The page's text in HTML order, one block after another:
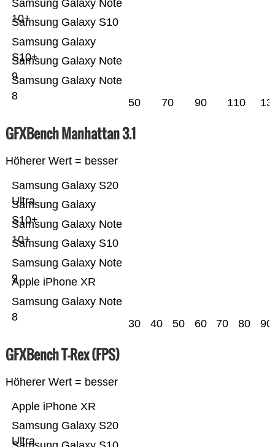
Samsung Galaxy Note
8
Samsung Galaxy Note
9
Samsung Galaxy
S10+
Samsung Galaxy S10
Samsung Galaxy Note
10+
50 70 90 110
GFXBench Manhattan 3.1
Höherer Wert = besser
Samsung Galaxy Note
8
Apple iPhone XR
Samsung Galaxy Note
9
Samsung Galaxy S10
Samsung Galaxy Note
10+
Samsung Galaxy
S10+
Samsung Galaxy S20
Ultra
30 40 50 60 70 80 90
GFXBench T-Rex (FPS)
Höherer Wert = besser
Samsung Galaxy S20
Ultra
Apple iPhone XR